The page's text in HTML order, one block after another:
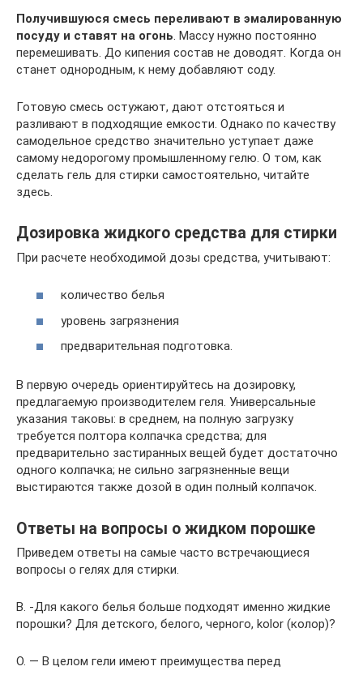
Получившуюся смесь переливают в эмалированную
посуду и ставят на огонь. Массу нужно постоянно
перемешивать. До кипения состав не доводят. Когда он
станет однородным, к нему добавляют соду.
Готовую смесь остужают, дают отстояться и
разливают в подходящие емкости. Однако по качеству
самодельное средство значительно уступает даже
самому недорогому промышленному гелю. О том, как
сделать гель для стирки самостоятельно, читайте
здесь.
Дозировка жидкого средства для стирки
При расчете необходимой дозы средства, учитывают:
количество белья
уровень загрязнения
предварительная подготовка.
В первую очередь ориентируйтесь на дозировку,
предлагаемую производителем геля. Универсальные
указания таковы: в среднем, на полную загрузку
требуется полтора колпачка средства; для
предварительно застиранных вещей будет достаточно
одного колпачка; не сильно загрязненные вещи
выстираются также дозой в один полный колпачок.
Ответы на вопросы о жидком порошке
Приведем ответы на самые часто встречающиеся
вопросы о гелях для стирки.
В. -Для какого белья больше подходят именно жидкие
порошки? Для детского, белого, черного, kolor (колор)?
О. — В целом гели имеют преимущества перед